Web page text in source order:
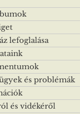
lefoglalása
és problémák
és vidékéről